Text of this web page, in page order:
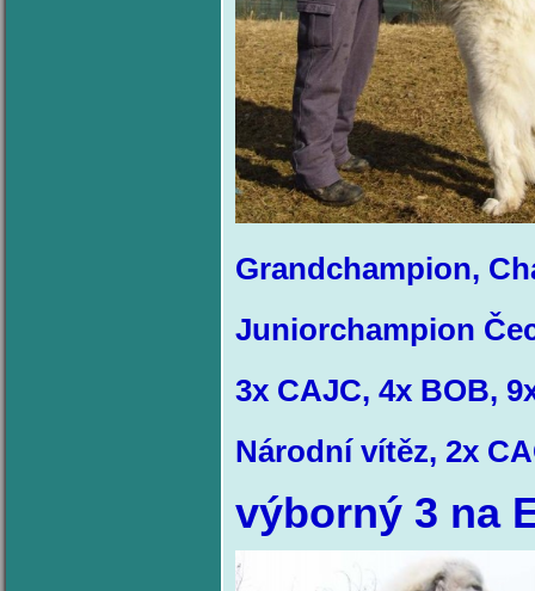
Grandchampion,
Juniorchampion
3x CAJC, 4x BOB,
Národní vítěz, 2x
výborný 3 na